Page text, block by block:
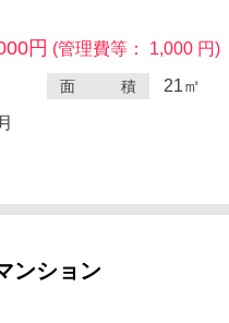
円 (管理費等： 1,000 円)
面 積 21㎡
ンション